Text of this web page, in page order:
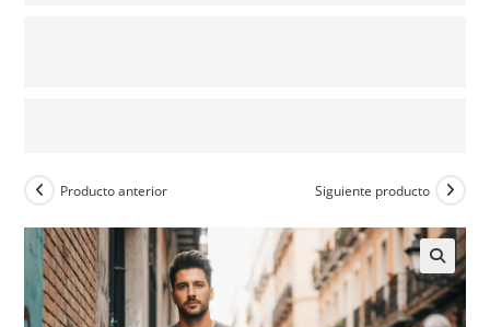
Producto anterior Siguiente producto